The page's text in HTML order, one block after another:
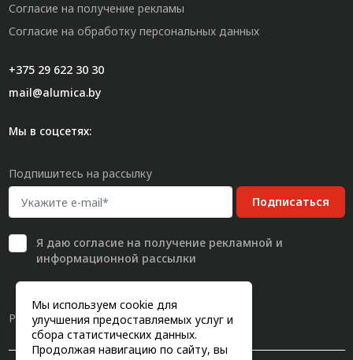
Мы используем cookie для
улучшения предоставляемых услуг и
сбора статистических данных.
Продолжая навигацию по сайту, вы
Согласие на получение рекламы
Согласие на обработку персональных данных
+375 29 622 30 30
mail@alumica.by
Мы в соцсетях:
Подпишитесь на рассылку
Подписаться
Я даю согласиена получение рекламной и
информационной рассылки
Разработка сайта